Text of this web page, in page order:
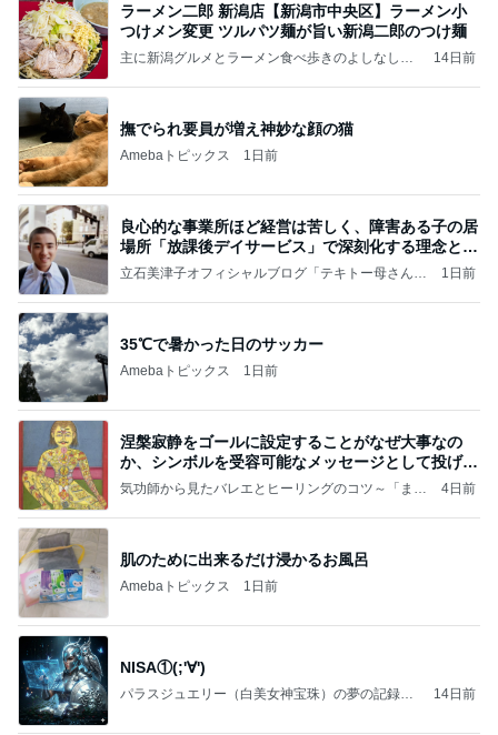
ラーメン二郎 新潟店【新潟市中央区】ラーメン小
つけメン変更 ツルパツ麺が旨い新潟二郎のつけ麺
主に新潟グルメとラーメン食べ歩きのよしなしご
14日前
撫でられ要員が増え神妙な顔の猫
Amebaトピックス 1日前
良心的な事業所ほど経営は苦しく、障害ある子の居
場所「放課後デイサービス」で深刻化する理念と現
実の
立石美津子オフィシャルブログ「テキトー母さんの
1日前
35℃で暑かった日のサッカー
Amebaトピックス 1日前
涅槃寂静をゴールに設定することがなぜ大事なの
か、シンボルを受容可能なメッセージとして投げる
ことが
気功師から見たバレエとヒーリングのコツ～「まと
4日前
肌のために出来るだけ浸かるお風呂
Amebaトピックス 1日前
NISA①(;'∀')
パラスジュエリー（白美女神宝珠）の夢の記録
14日前